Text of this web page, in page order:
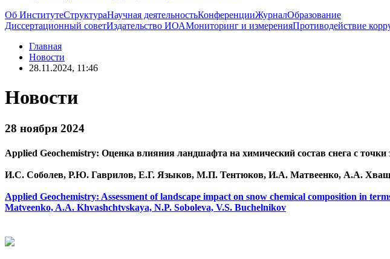
Об ИнститутеСтруктураНаучная деятельностьКонференцииЖурналОбразование
Диссертационный советИздательство ИОАМониторинг и измеренияПротиводействие
Главная
Новости
28.11.2024, 11:46
Новости
28 ноября 2024
Applied Geochemistry: Оценка влияния ландшафта на химический состав снега с
И.С. Соболев, Р.Ю. Гаврилов, Е.Г. Языков, М.П. Тентюков, И.А. Матвеенко, А.А.
Applied Geochemistry: Assessment of landscape impact on snow chemical composition in
Matveenko, A.А. Khvashchtvskaya, N.P. Soboleva, V.S. Buchelnikov